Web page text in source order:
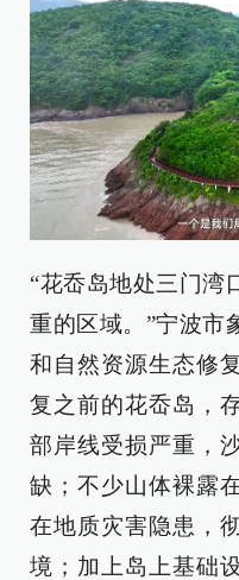
“花岙岛地处三门湾
重的区域。”宁波市
和自然资源生态修
复之前的花岙岛，
部岸线受损严重，
缺；不少山体裸露
在地质灾害隐患，
境；加上岛上基础